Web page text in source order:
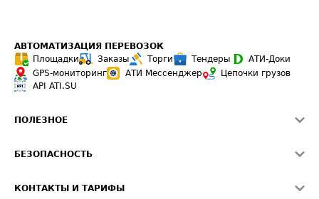
АВТОМАТИЗАЦИЯ ПЕРЕВОЗОК
Площадки
Заказы Торги Тендеры
АТИ-Доки
GPS-мониторинг
АТИ Мессенджер
Цепочки грузов
API ATI.SU
ПОЛЕЗНОЕ
Звезды ATI.SU на вашем сайте
БЕЗОПАСНОСТЬ
КОНТАКТЫ И ТАРИФЫ